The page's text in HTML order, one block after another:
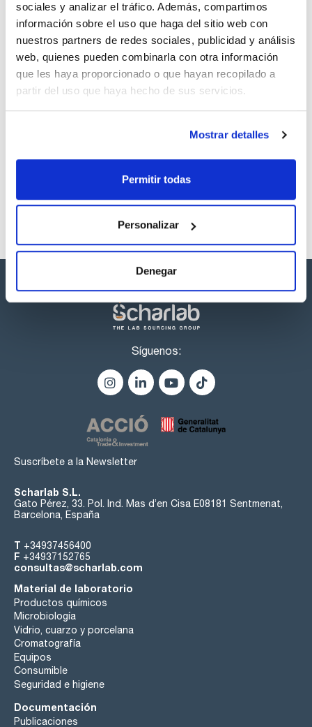
sociales y analizar el tráfico. Además, compartimos
información sobre el uso que haga del sitio web con
nuestros partners de redes sociales, publicidad y análisis
web, quienes pueden combinarla con otra información
que les haya proporcionado o que hayan recopilado a
partir del uso que haya hecho de sus servicios.
Mostrar detalles
Permitir todas
Personalizar
Denegar
TDS / Ficha técnica
Regístrate para
descargas
COA
Regístrate para
descargas
SDS/ Hoja de seguridad
Regístrate para
descargas
Los productos marcados con esta imagen son
Síguenos:
Suscríbete a la Newsletter
Scharlab S.L.
Gato Pérez, 33. Pol. Ind. Mas d’en Cisa E08181 Sentmenat,
Barcelona, España
T +34937456400
F +34937152765
consultas@scharlab.com
Material de laboratorio
Productos químicos
Microbiología
Vidrio, cuarzo y porcelana
Cromatografía
Equipos
Consumible
Seguridad e higiene
Documentación
Publicaciones